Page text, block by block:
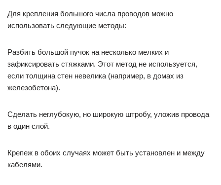
Для крепления большого числа проводов можно
использовать следующие методы:
Разбить большой пучок на несколько мелких и
зафиксировать стяжками. Этот метод не используется,
если толщина стен невелика (например, в домах из
железобетона).
Сделать неглубокую, но широкую штробу, уложив провода
в один слой.
Крепеж в обоих случаях может быть установлен и между
кабелями.